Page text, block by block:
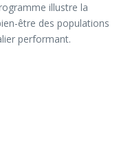
illustre la
être des populations
performant.